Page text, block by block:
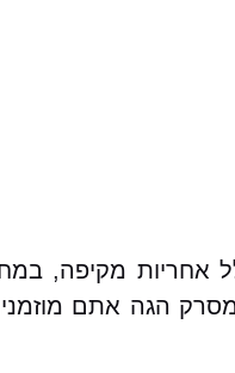
של קארטרוניק, כולל
הגה אתם מוזמנים